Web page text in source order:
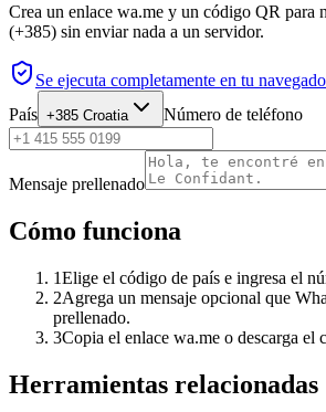
Crea un enlace wa.me y un código QR para
(+385) sin enviar nada a un servidor.
Se ejecuta completamente en tu
País +385 Croatia Número de teléfono
Mensaje prellenado
Cómo funciona
1Elige el código de país e ingresa el
2Agrega un mensaje opcional que
prellenado.
3Copia el enlace wa.me o descarga el
Herramientas relacionadas